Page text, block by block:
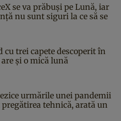
se va prăbuși pe Lună, iar
nu sunt siguri la ce să se
cu trei capete descoperit în
și o mică lună
urmările unei pandemii
tehnică, arată un